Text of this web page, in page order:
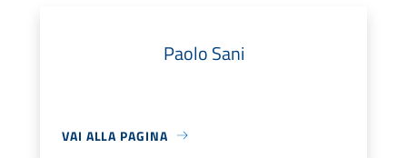
Paolo Sani
VAI ALLA PAGINA